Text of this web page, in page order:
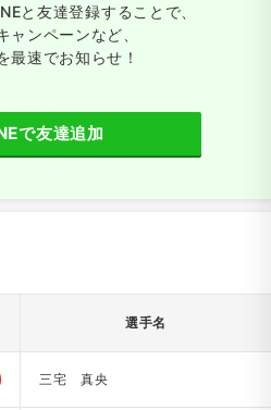
と友達登録することで、
ャンペーンなど、
最速でお知らせ！
で友達追加
選手名
三宅 真央